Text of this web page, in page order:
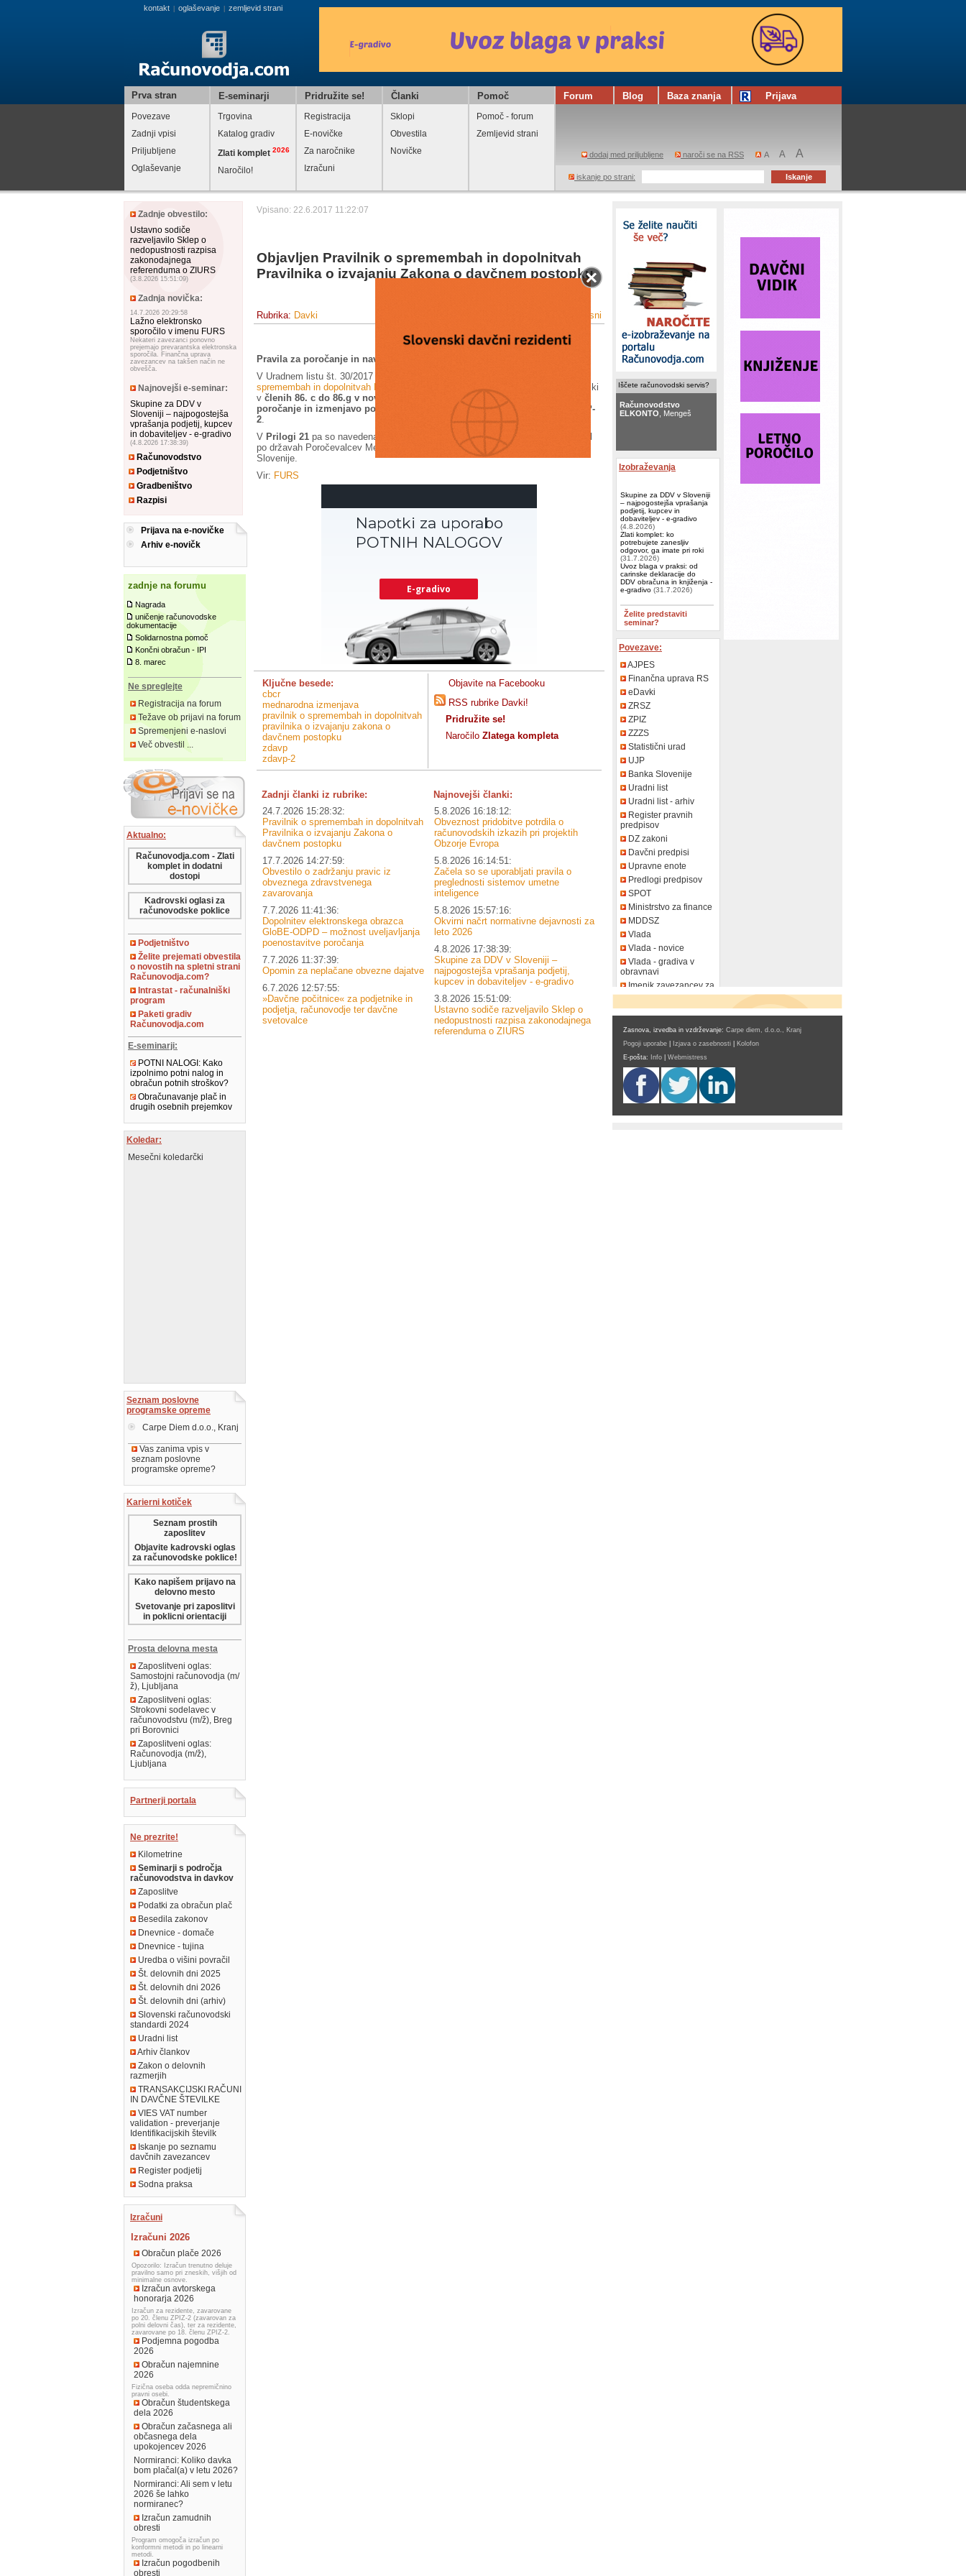
kontakt oglaševanje zemljevid strani
Prva stran E-seminarji Pridružite se! Članki Pomoč Forum Blog Baza znanja Prijava
Povezave
Zadnji vpisi
Priljubljene
Oglaševanje
Trgovina
Katalog gradiv
Zlati komplet 2026
Naročilo!
Registracija
E-novičke
Za naročnike
Izračuni
Sklopi
Obvestila
Novičke
Pomoč - forum
Zemljevid strani
dodaj med priljubljene naroči se na RSS A A A
iskanje po strani:
Zadnje obvestilo:
Ustavno sodiče
razveljavilo Sklep o
nedopustnosti razpisa
zakonodajnega
referenduma o ZIURS
(3.8.2026 15:51:09)
Zadnja novička:
14.7.2026 20:29:58
Lažno elektronsko
sporočilo v imenu FURS
Nekateri zavezanci ponovno
prejemajo prevarantska elektronska
sporočila. Finančna uprava
zavezancev na takšen način ne
obvešča.
Najnovejši e-seminar:
Skupine za DDV v
Sloveniji – najpogostejša
vprašanja podjetij, kupcev
in dobaviteljev - e-gradivo
(4.8.2026 17:38:39)
Računovodstvo
Podjetništvo
Gradbeništvo
Razpisi
Prijava na e-novičke
Arhiv e-novičk
zadnje na forumu
Nagrada
uničenje računovodske
dokumentacije
Solidarnostna pomoč
Končni obračun - IPI
8. marec
Ne spreglejte
Registracija na forum
Težave ob prijavi na forum
Spremenjeni e-naslovi
Več obvestil ...
Aktualno:
Računovodja.com - Zlati
komplet in dodatni
dostopi
Kadrovski oglasi za
računovodske poklice
Podjetništvo
Želite prejemati obvestila
o novostih na spletni strani
Računovodja.com?
Intrastat - računalniški
program
Paketi gradiv
Računovodja.com
E-seminarji:
POTNI NALOGI: Kako
izpolnimo potni nalog in
obračun potnih stroškov?
Obračunavanje plač in
drugih osebnih prejemkov
Koledar:
Mesečni koledarčki
Seznam poslovne
programske opreme
Carpe Diem d.o.o., Kranj
Vas zanima vpis v
seznam poslovne
programske opreme?
Karierni kotiček
Seznam prostih
zaposlitev
Objavite kadrovski oglas
za računovodske poklice!
Kako napišem prijavo na
delovno mesto
Svetovanje pri zaposlitvi
in poklicni orientaciji
Prosta delovna mesta
Zaposlitveni oglas:
Samostojni računovodja (m/
ž), Ljubljana
Zaposlitveni oglas:
Strokovni sodelavec v
računovodstvu (m/ž), Breg
pri Borovnici
Zaposlitveni oglas:
Računovodja (m/ž),
Ljubljana
Partnerji portala
Ne prezrite!
Kilometrine
Seminarji s področja
računovodstva in davkov
Zaposlitve
Podatki za obračun plač
Besedila zakonov
Dnevnice - domače
Dnevnice - tujina
Uredba o višini povračil
Št. delovnih dni 2025
Št. delovnih dni 2026
Št. delovnih dni (arhiv)
Slovenski računovodski
standardi 2024
Uradni list
Arhiv člankov
Zakon o delovnih
razmerjih
TRANSAKCIJSKI RAČUNI
IN DAVČNE ŠTEVILKE
VIES VAT number
validation - preverjanje
Identifikacijskih številk
Iskanje po seznamu
davčnih zavezancev
Register podjetij
Sodna praksa
Izračuni
Izračuni 2026
Obračun plače 2026
Opozorilo: Izračun trenutno deluje
pravilno samo pri zneskih, višjih od
minimalne osnove.
Izračun avtorskega
honorarja 2026
Izračun za rezidente, zavarovane
po 20. členu ZPIZ-2 (zavarovan za
polni delovni čas), ter za rezidente,
zavarovane po 18. členu ZPIZ-2.
Podjemna pogodba
2026
Obračun najemnine
2026
Fizična oseba odda nepremičnino
pravni osebi.
Obračun študentskega
dela 2026
Obračun začasnega ali
občasnega dela
upokojencev 2026
Normiranci: Koliko davka
bom plačal(a) v letu 2026?
Normiranci: Ali sem v letu
2026 še lahko
normiranec?
Izračun zamudnih
obresti
Program omogoča izračun po
konformni metodi in po linearni
metodi.
Izračun pogodbenih
obresti
Vpisano: 22.6.2017 11:22:07
Objavljen Pravilnik o spremembah in dopolnitvah
Pravilnika o izvajanju Zakona o davčnem postopku
Rubrika: Davki Natisni
Pravila za poročanje in navodila o dostavi CbCR.
V Uradnem listu št. 30/2017 z dne 16. 6. 2017, je objavljen
spremembah in dopolnitvah Pravilnika o izvajanju Zakona o davčnem postopku
, ki
v členih 86. c do 86.g v novem poglavju VI., določa izvajanje pravil za
poročanje in izmenjavo poročil po državah na podlagi III.B poglavja ZDavP-
2
V Prilogi 21 pa so navedena Navodila o obliki, vsebini in načinu dostave Poročil
po državah Poročevalcev Mednarodnih skupin podjetij Finančni upravi Republike
Slovenije.
Vir: FURS
Ključne besede:
cbcr
mednarodna izmenjava
pravilnik o spremembah in dopolnitvah
pravilnika o izvajanju zakona o
davčnem postopku
zdavp
zdavp-2
Objavite na Facebooku
RSS rubrike Davki!
Pridružite se!
Naročilo Zlatega kompleta
Zadnji članki iz rubrike:
24.7.2026 15:28:32:
Pravilnik o spremembah in dopolnitvah
Pravilnika o izvajanju Zakona o
davčnem postopku
17.7.2026 14:27:59:
Obvestilo o zadržanju pravic iz
obveznega zdravstvenega
zavarovanja
7.7.2026 11:41:36:
Dopolnitev elektronskega obrazca
GloBE-ODPD – možnost uveljavljanja
poenostavitve poročanja
7.7.2026 11:37:39:
Opomin za neplačane obvezne dajatve
6.7.2026 12:57:55:
»Davčne počitnice« za podjetnike in
podjetja, računovodje ter davčne
svetovalce
Najnovejši članki:
5.8.2026 16:18:12:
Obveznost pridobitve potrdila o
računovodskih izkazih pri projektih
Obzorje Evropa
5.8.2026 16:14:51:
Začela so se uporabljati pravila o
preglednosti sistemov umetne
inteligence
5.8.2026 15:57:16:
Okvirni načrt normativne dejavnosti za
leto 2026
4.8.2026 17:38:39:
Skupine za DDV v Sloveniji –
najpogostejša vprašanja podjetij,
kupcev in dobaviteljev - e-gradivo
3.8.2026 15:51:09:
Ustavno sodiče razveljavilo Sklep o
nedopustnosti razpisa zakonodajnega
referenduma o ZIURS
Iščete računovodski servis?
Računovodstvo
ELKONTO , Mengeš
Izobraževanja
Skupine za DDV v Sloveniji
– najpogostejša vprašanja
podjetij, kupcev in
dobaviteljev - e-gradivo
(4.8.2026)
Zlati komplet: ko
potrebujete zanesljiv
odgovor, ga imate pri roki
(31.7.2026)
Uvoz blaga v praksi: od
carinske deklaracije do
DDV obračuna in knjiženja -
e-gradivo (31.7.2026)
Želite predstaviti
seminar?
Povezave:
AJPES
Finančna uprava RS
eDavki
ZRSZ
ZPIZ
ZZZS
Statistični urad
UJP
Banka Slovenije
Uradni list
Uradni list - arhiv
Register pravnih
predpisov
DZ zakoni
Davčni predpisi
Upravne enote
Predlogi predpisov
SPOT
Ministrstvo za finance
MDDSZ
Vlada
Vlada - novice
Vlada - gradiva v
obravnavi
Imenik zavezancev za
DDV
Zasnova, izvedba in vzdrževanje: Carpe diem, d.o.o., Kranj
Pogoji uporabe
Izjava o zasebnosti
Kolofon
E-pošta:
Info Webmistress